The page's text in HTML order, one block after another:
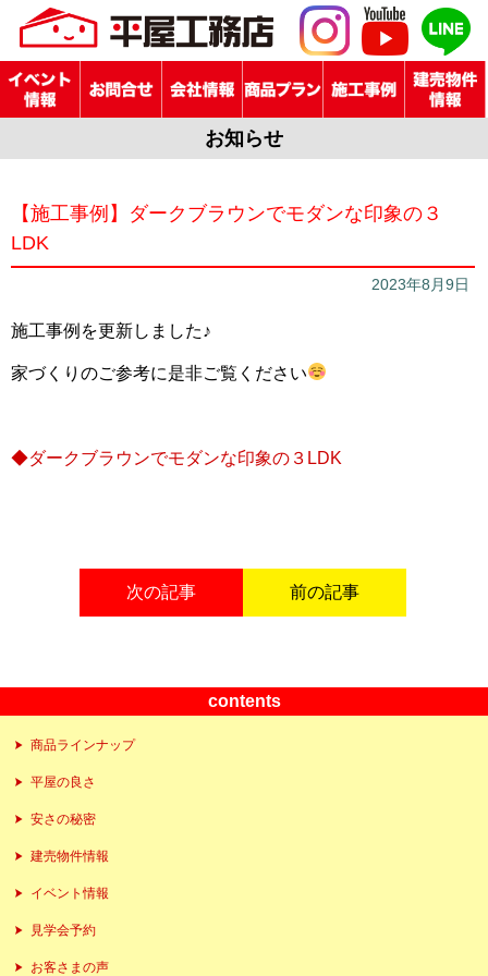
お知らせ
【施工事例】ダークブラウンでモダンな印象の３
LDK
2023年8月9日
施工事例を更新しました♪
家づくりのご参考に是非ご覧ください
◆ダークブラウンでモダンな印象の３LDK
次の記事 前の記事
contents
商品ラインナップ
平屋の良さ
安さの秘密
建売物件情報
イベント情報
見学会予約
お客さまの声